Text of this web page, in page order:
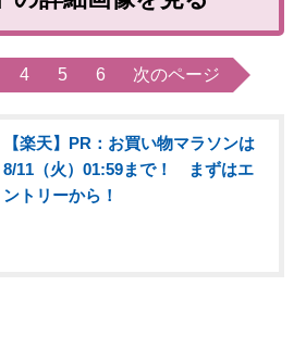
4 5 6 次のページ
【楽天】PR：お買い物マラソンは
8/11（火）01:59まで！ まずはエ
ントリーから！